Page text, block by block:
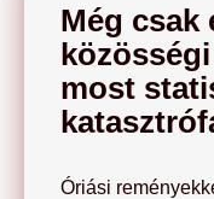
Még csak
most
Óriási